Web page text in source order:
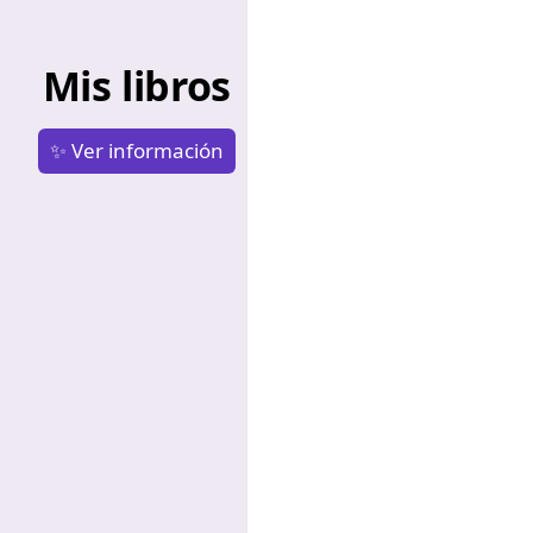
Mis libros
✨ Ver información